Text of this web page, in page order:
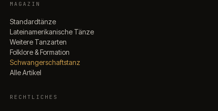
MAGAZIN
Standardtänze
Lateinamerikanische Tänze
Weitere Tanzarten
Folklore & Formation
Schwangerschaftstanz
Alle Artikel
RECHTLICHES